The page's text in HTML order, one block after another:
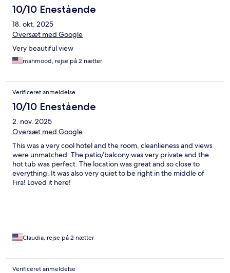
10/10 Enestående
18. okt. 2025
Oversæt med Google
Very beautiful view
mahmood, rejse på 2 nætter
Verificeret anmeldelse
10/10 Enestående
2. nov. 2025
Oversæt med Google
This was a very cool hotel and the room, cleanlieness and views
were unmatched. The patio/balcony was very private and the
hot tub was perfect. The location was great and so close to
everything. It was also very quiet to be right in the middle of
Fira! Loved it here!
Claudia, rejse på 2 nætter
Verificeret anmeldelse